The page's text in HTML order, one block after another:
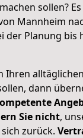
sollen?
Mannheim
der Planung bis
Ihren
dann
Sie nicht,
zurück.